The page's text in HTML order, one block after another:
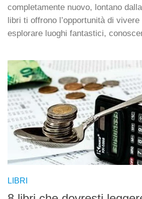
completamente nuovo, lontano
libri ti offrono l’opportunità di
esplorare luoghi fantastici,
LIBRI